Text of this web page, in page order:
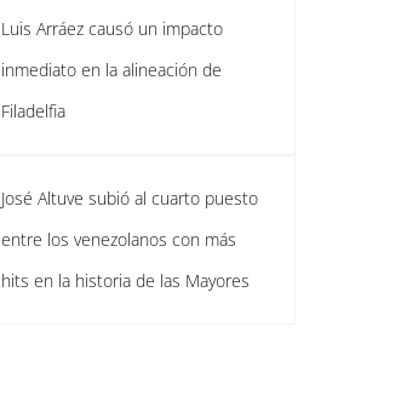
Luis Arráez causó un impacto
inmediato en la alineación de
Filadelfia
José Altuve subió al cuarto puesto
entre los venezolanos con más
hits en la historia de las Mayores